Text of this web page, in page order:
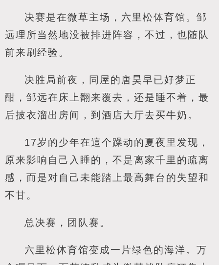
决赛是在微草主场，六里松体育馆。邹
远理所当然地没被排进阵容，不过，也随队
前来刷经验。
决胜局前夜，同屋的唐昊早已好梦正
酣，邹远在床上翻来覆去，还是睡不着，最
后披衣溜出房间，到酒店大厅去买牛奶。
17岁的少年在這个躁动的夏夜里发现，
原来影响自己入睡的，不是离家千里的疏离
感，而是对自己未能踏上最高舞台的失望和
不甘。
总决赛，团队赛。
六里松体育馆变成一片绿色的海洋。万